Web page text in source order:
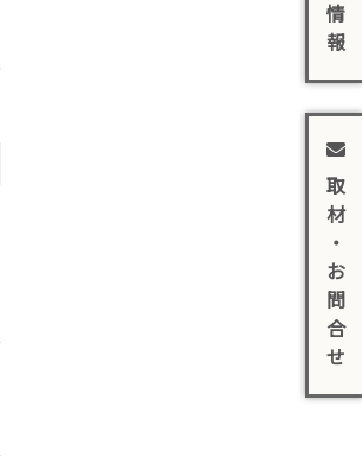
情
報
取
材
・
お
問
合
せ